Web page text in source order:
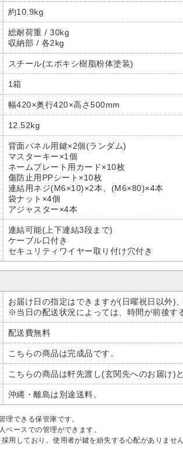
約10.9kg
総耐荷重 / 30kg
収納部 / 各2kg
スチール(エポキシ樹脂粉体塗装)
1箱
幅420×奥行420×高さ500mm
12.52kg
背面パネル用鍵×2個(ランダム)
マスターキー×1個
ネームプレート用カード×10枚
傷防止用PPシート×10枚
連結用ネジ(M6×10)×2本、(M6×80)×4本
袋ナット×4個
アジャスター×4本
連結可能(上下連結3段まで)
ケーブル口付き
セキュリティワイヤー取り付け穴付き
お届け日の指定はできますが(日曜祝日以外)
※当日の配送状況によっては、時間が前後す
配送費無料
こちらの商品は完成品です。
こちらの商品は軒先渡し(玄関先へのお届け)
沖縄・離島は別途送料。
理できる保管庫です。
ベースでの管理ができます。
用しており、使用者が鍵を紛失する心配がありま